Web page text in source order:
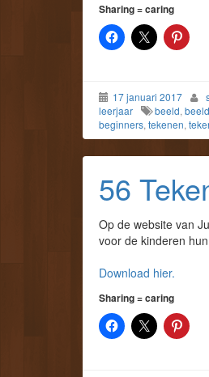
Sharing = caring
17 januari 2017
leerjaar
beeld,
beginners, tekenen,
56
Op de website van
voor de kinderen
Download hier.
Sharing = caring